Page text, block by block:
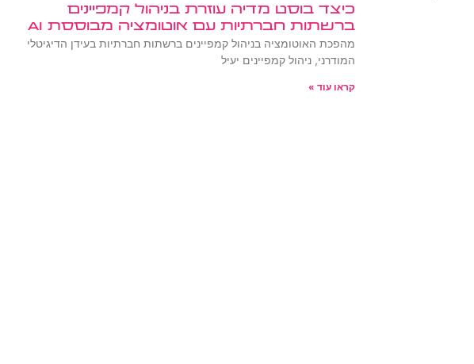
כיצד בוסט מדיה עוזרת בניהול קמפיינים
ברשתות חברתיות עם אוטומציה מבוססת AI
מהפכת האוטומציה בניהול קמפיינים ברשתות חברתיות בעידן הדיגיטלי
המודרני, ניהול קמפיינים יעיל
קראו עוד »